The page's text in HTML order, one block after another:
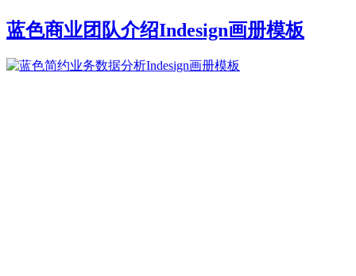
蓝色商业团队介绍Indesign画册模板